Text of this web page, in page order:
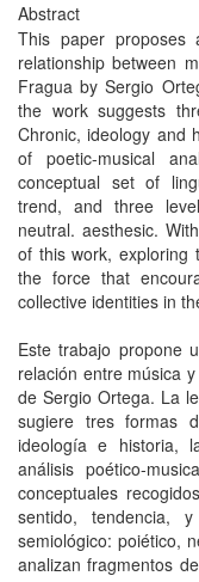
Abstract
This paper proposes
relationship between
Fragua by Sergio
the work suggests
Chronic, ideology and
of poetic-musical
conceptual set of
trend, and three
neutral. aesthesic.
of this work, exploring
the force that
collective identities in
Este trabajo propone
relación entre música
de Sergio Ortega. La
sugiere tres formas
ideología e historia,
análisis poético-
conceptuales
sentido, tendencia,
semiológico: poiético,
analizan fragmentos